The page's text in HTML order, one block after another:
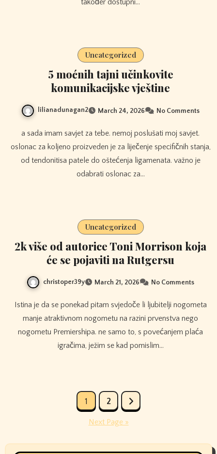
također dostupni…
Uncategorized
5 moćnih tajni učinkovite
komunikacijske vještine
lilianadunagan2 March 24, 2026 No Comments
a sada imam savjet za tebe. nemoj poslušati moj savjet.
oslonac za koljeno proizveden je za liječenje specifičnih stanja,
od tendonitisa patele do oštećenja ligamenata. važno je
odabrati oslonac za…
Uncategorized
2k više od autorice Toni Morrison koja
će se pojaviti na Rutgersu
christoper39y March 21, 2026 No Comments
Istina je da se ponekad pitam svjedoče li ljubitelji nogometa
manje atraktivnom nogometu na razini prvenstva nego
nogometu Premiershipa. ne samo to, s povećanjem plaća
igračima, ježim se kad pomislim…
1 2
Next Page »